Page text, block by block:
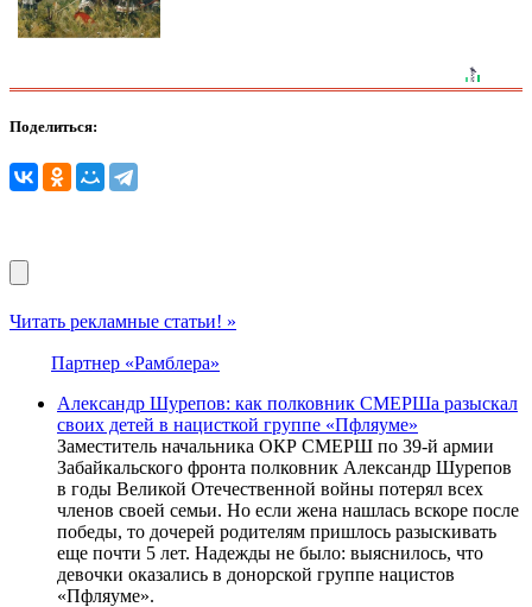
Поделиться:
Читать рекламные статьи! »
Партнер «Рамблера»
Александр Шурепов: как полковник СМЕРШа разыскал
своих детей в нацисткой группе «Пфляуме»
Заместитель начальника ОКР СМЕРШ по 39-й армии
Забайкальского фронта полковник Александр Шурепов
в годы Великой Отечественной войны потерял всех
членов своей семьи. Но если жена нашлась вскоре после
победы, то дочерей родителям пришлось разыскивать
еще почти 5 лет. Надежды не было: выяснилось, что
девочки оказались в донорской группе нацистов
«Пфляуме».